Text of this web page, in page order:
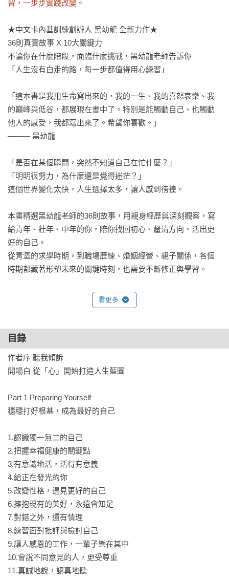
習，一步步實踐改變。
★中文卡內基訓練創辦人 黑幼龍 全新力作★
36則真實故事 X 10大關鍵力
不論你在什麼階段，面臨什麼挑戰，黑幼龍老師告訴你
「人生沒有白走的路，每一步都值得用心練習」
「這本書是我用生命寫出來的，我的一生、我的喜怒哀樂、我
的巔峰與低谷，都展現在書中了。特別是能觸動自己、也觸動
他人的感受，我都寫出來了。希望你喜歡。」
──── 黑幼龍
「是否在某個瞬間，突然不知道自己在忙什麼？」
「明明很努力，為什麼還是覺得迷茫？」
這個世界變化太快，人生選擇太多，讓人感到徬徨。
本書精選黑幼龍老師的36則故事，用親身經歷與深刻觀察，寫
給青年、壯年、中年的你，陪你找回初心、釐清方向、活出更
好的自己。
從青澀的求學時期，到職場歷練、婚姻經營、親子關係，各個
時期都藏著形塑未來的關鍵時刻，也需要不斷修正與學習。
人生的每個階段都很重要，但你知道該把重點放在哪裡嗎？
Preparing yourself——影響別人的第一步，是成為最好的自己
要性，找到工作帶來的快樂。
Involving yourself——全心投入的你，配速得當才能走得長久
這個階段的你，應該彈性地嘗試新事物，以最有效率的方式完
Being yourself——活成你喜歡的樣子，也會成為別人的光
不要停下學習的腳步，才能用安定的心，走更長遠的路。
黑幼龍老師希望——陪著每一個讀者，透過一則則真實動人的
故事，在面臨挑戰、關卡、徬徨、誘惑、深陷幽微深處時，能
引導你找到人生意義、生命價值、未來方向的亮光。
● 掌握這10大關鍵力，邁向幸福人生！
黑幼龍老師從36個故事中淬煉出的人生智慧：
① 擁有自信、溝通力、人際互動，才是人生的第一志願。
② 接受自己，喜歡別人，克服憂慮，開啟內在的自癒力量。
③ 真誠地給予讚美，體驗雙向流動的幸福感。
看更多
目錄
作者序 聽我傾訴
開場白 從「心」開始打造人生藍圖
Part 1 Preparing Yourself
穩穩打好根基，成為最好的自己
1.認識獨一無二的自己
2.把握幸福健康的關鍵點
3.有意識地活，活得有意義
4.給正在發光的你
5.改變性格，遇見更好的自己
6.擁抱現有的美好，永遠會知足
7.對錯之外，還有情理
8.練習面對批評與檢討自己
9.讓人感恩的工作，一輩子樂在其中
10.會說不同意見的人，更受尊重
11.真誠地說，認真地聽